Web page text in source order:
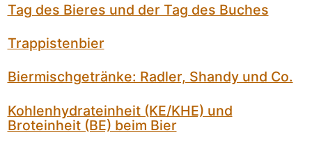
Tag des Bieres und der Tag des Buches
Trappistenbier
Biermischgetränke: Radler, Shandy und Co.
Kohlenhydrateinheit (KE/KHE) und
Broteinheit (BE) beim Bier